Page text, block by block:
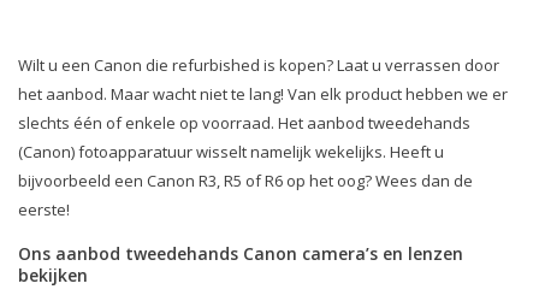
Wilt u een Canon die refurbished is kopen? Laat u verrassen door
het aanbod. Maar wacht niet te lang! Van elk product hebben we er
slechts één of enkele op voorraad. Het aanbod tweedehands
(Canon) fotoapparatuur wisselt namelijk wekelijks. Heeft u
bijvoorbeeld een Canon R3, R5 of R6 op het oog? Wees dan de
eerste!
Ons aanbod tweedehands Canon camera’s en lenzen
bekijken